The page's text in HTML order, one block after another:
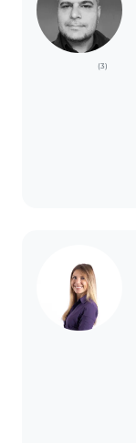
(3)